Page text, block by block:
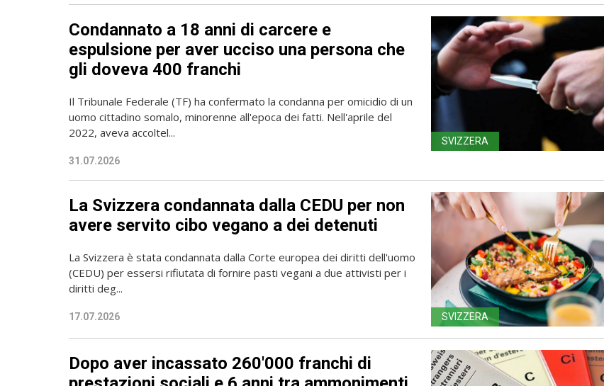
Condannato a 18 anni di carcere e
espulsione per aver ucciso una persona che
gli doveva 400 franchi
Il Tribunale Federale (TF) ha confermato la condanna per omicidio di un
uomo cittadino somalo, minorenne all'epoca dei fatti. Nell'aprile del
2022, aveva accoltel...
31.07.2026
SVIZZERA
La Svizzera condannata dalla CEDU per non
avere servito cibo vegano a dei detenuti
La Svizzera è stata condannata dalla Corte europea dei diritti dell'uomo
(CEDU) per essersi rifiutata di fornire pasti vegani a due attivisti per i
diritti deg...
17.07.2026 SVIZZERA
Dopo aver incassato 260'000 franchi di